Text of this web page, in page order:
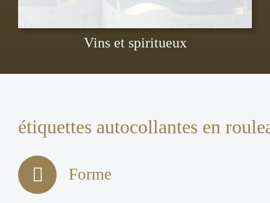
Vins et spiritueux
étiquettes autocollantes en
Forme